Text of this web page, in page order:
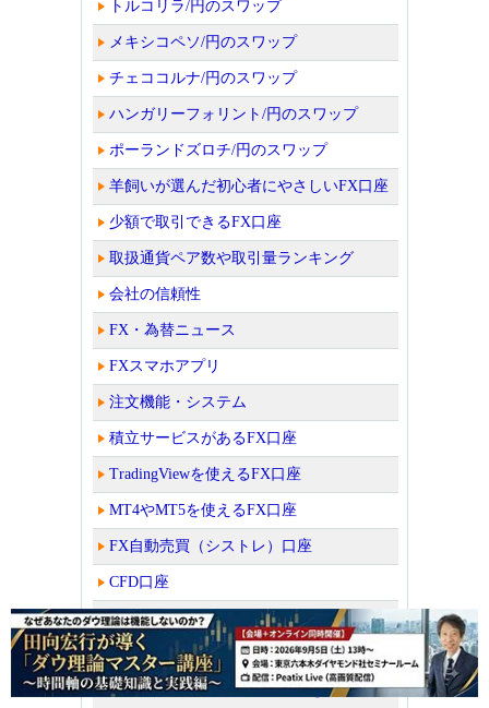
トルコリラ/円のスワップ
メキシコペソ/円のスワップ
チェココルナ/円のスワップ
ハンガリーフォリント/円のスワップ
ポーランドズロチ/円のスワップ
羊飼いが選んだ初心者にやさしいFX口座
少額で取引できるFX口座
取扱通貨ペア数や取引量ランキング
会社の信頼性
FX・為替ニュース
FXスマホアプリ
注文機能・システム
積立サービスがあるFX口座
TradingViewを使えるFX口座
MT4やMT5を使えるFX口座
FX自動売買（シストレ）口座
CFD口座
バイナリーオプション口座
読者が選んだFX口座人気ランキング！
ビットコイン取引所・販売所を比較